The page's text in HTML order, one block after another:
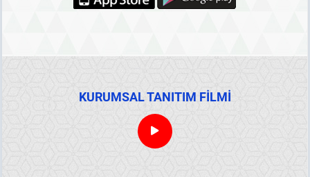
KURUMSAL TANITIM FİLMİ